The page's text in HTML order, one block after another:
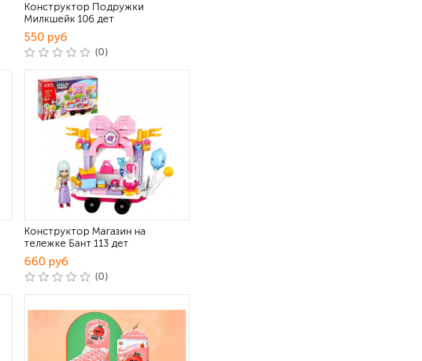
Конструктор Подружки
Милкшейк 106 дет
550 руб
(0)
Конструктор Магазин на
тележке Бант 113 дет
660 руб
(0)